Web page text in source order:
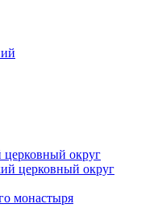
округ
церковный округ
монастыря